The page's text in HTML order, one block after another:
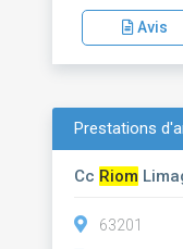
Avis
Prestations
Cc Riom
63201